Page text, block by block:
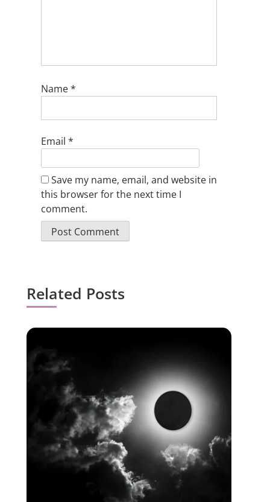
Name*
Email *
Save my name, email, and website in
this browser for the next time I
comment.
Related Posts